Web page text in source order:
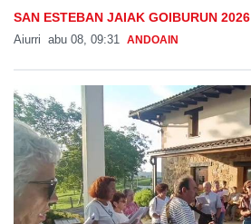
SAN ESTEBAN JAIAK GOIBURUN 2026
Aiurri abu 08, 09:31 ANDOAIN